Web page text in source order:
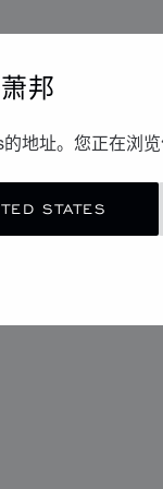
邦
地址。您正在浏
STATES